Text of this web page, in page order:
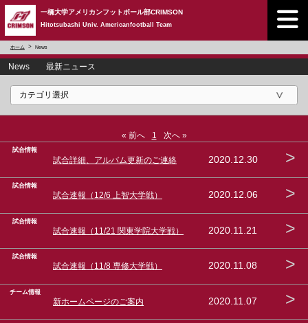
一橋大学アメリカンフットボール部CRIMSON
Hitotsubashi Univ. Americanfootball Team
ホーム News
News 最新ニュース
« 前へ 1 次へ »
試合情報
試合詳細、アルバム更新のご連絡 2020.12.30 >
試合情報
試合速報（12/6 上智大学戦） 2020.12.06 >
試合情報
試合速報（11/21 関東学院大学戦） 2020.11.21 >
試合情報
試合速報（11/8 専修大学戦） 2020.11.08 >
チーム情報
新ホームページのご案内 2020.11.07 >